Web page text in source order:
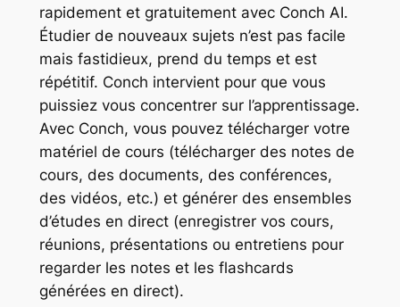
rapidement et gratuitement avec Conch AI.
Étudier de nouveaux sujets n’est pas facile
mais fastidieux, prend du temps et est
répétitif. Conch intervient pour que vous
puissiez vous concentrer sur l’apprentissage.
Avec Conch, vous pouvez télécharger votre
matériel de cours (télécharger des notes de
cours, des documents, des conférences,
des vidéos, etc.) et générer des ensembles
d’études en direct (enregistrer vos cours,
réunions, présentations ou entretiens pour
regarder les notes et les flashcards
générées en direct).